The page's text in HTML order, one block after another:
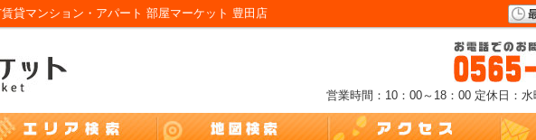
貸マンション・アパート 部屋マーケット 豊田店
営業時間：10：00～18：00 定休日：水